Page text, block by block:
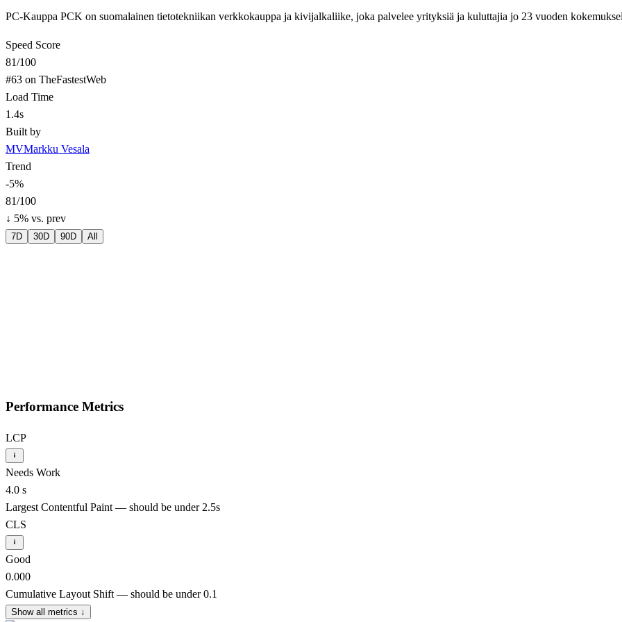
PC-Kauppa PCK on suomalainen tietotekniikan verkkokauppa ja kivijalkaliike, joka palvelee yrityksiä ja kuluttajia jo 23 vuoden
Speed Score
81/100
#63 on TheFastestWeb
Load Time
1.4s
Built by
MVMarkku Vesala
Trend
-5%
81/100
↓ 5% vs. prev
7D 30D 90D All
Performance Metrics
LCP
Needs Work
4.0 s
Largest Contentful Paint — should be under 2.5s
CLS
Good
0.000
Cumulative Layout Shift — should be under 0.1
Show all metrics ↓